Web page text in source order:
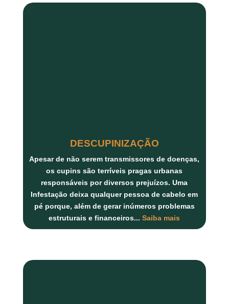
DESCUPINIZAÇÃO
Apesar de não serem transmissores de doenças,
os cupinssão terríveis pragas urbanas
responsáveis por diversos prejuízos. Uma
Infestação deixa qualquer pessoa de cabelo em
pé porque, além de gerar inúmeros problemas
estruturais e financeiros...Saiba mais